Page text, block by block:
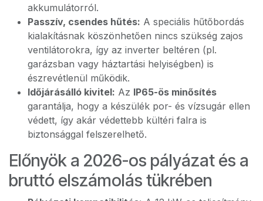
akkumulátorról.
Passzív, csendes hűtés: A speciális hűtőbordás
kialakításnak köszönhetően nincs szükség zajos
ventilátorokra, így az inverter beltéren (pl.
garázsban vagy háztartási helyiségben) is
észrevétlenül működik.
Időjárásálló kivitel: Az IP65-ös minősítés
garantálja, hogy a készülék por- és vízsugár ellen
védett, így akár védettebb kültéri falra is
biztonsággal felszerelhető.
Előnyök a 2026-os pályázat és a
bruttó elszámolás tükrében